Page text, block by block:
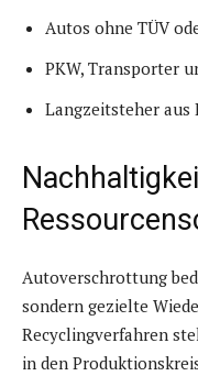
Autos ohne TÜV
PKW, Transporter
Langzeitsteher aus
Autoverschrottung
sondern gezielte
Recyclingverfahren
in den